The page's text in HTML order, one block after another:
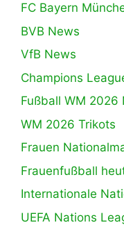
FC Bayern
BVB News
VfB News
Champions
Fußball WM 2026
WM 2026 Trikots
Frauen
Frauenfußball
Internationale
UEFA Nations